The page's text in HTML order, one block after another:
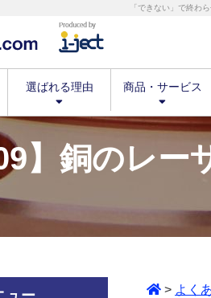
「できない」で終わ
選ばれる理由 商品・サービス
】銅のレ
> よく